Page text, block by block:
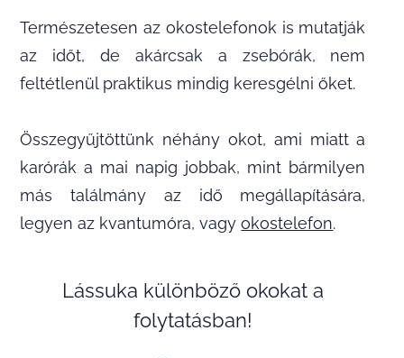
Természetesen az okostelefonok is mutatják
az időt, de akárcsak a zsebórák, nem
feltétlenül praktikus mindig keresgélni őket.
Összegyűjtöttünk néhány okot, ami miatt a
karórák a mai napig jobbak, mint bármilyen
más találmány az idő megállapítására,
legyen az kvantumóra, vagyokostelefon.
Lássuka különböző okokat a
folytatásban!